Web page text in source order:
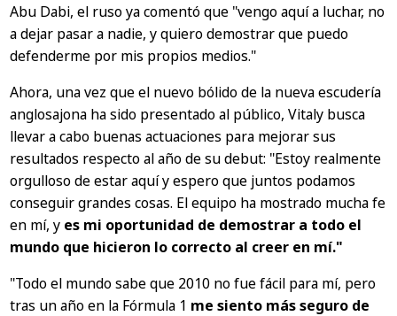
Abu Dabi, el ruso ya comentó que "vengo aquí a luchar, no
a dejar pasar a nadie, y quiero demostrar que puedo
defenderme por mis propios medios."
Ahora, una vez que el nuevo bólido de la nueva escudería
anglosajona ha sido presentado al público, Vitaly busca
llevar a cabo buenas actuaciones para mejorar sus
resultados respecto al año de su debut: "Estoy realmente
orgulloso de estar aquí y espero que juntos podamos
conseguir grandes cosas. El equipo ha mostrado mucha fe
en mí, y es mi oportunidad de demostrar a todo el
mundo que hicieron lo correcto al creer en mí."
"Todo el mundo sabe que 2010 no fue fácil para mí, pero
tras un año en la Fórmula 1 me siento más seguro de